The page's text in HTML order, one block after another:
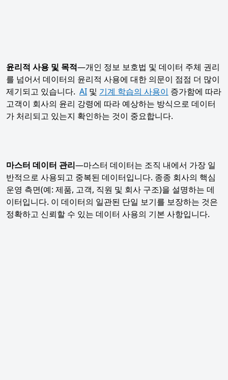
윤리적 사용 및 목적—개인 정보 보호법 및 데이터 주체 권리
를 넘어서 데이터의 윤리적 사용에 대한 의문이 점점 더 많이
제기되고 있습니다. AI 및 기계 학습의 사용이 증가함에 따라
고객이 회사의 윤리 강령에 따라 예상하는 방식으로 데이터
가 처리되고 있는지 확인하는 것이 중요합니다.
마스터 데이터 관리—마스터 데이터는 조직 내에서 가장 일
반적으로 사용되고 중복된 데이터입니다. 종종 회사의 핵심
운영 측면(예: 제품, 고객, 직원 및 회사 구조)을 설명하는 데
이터입니다. 이 데이터의 일관된 단일 보기를 보장하는 것은
정확하고 신뢰할 수 있는 데이터 사용의 기본 사항입니다.